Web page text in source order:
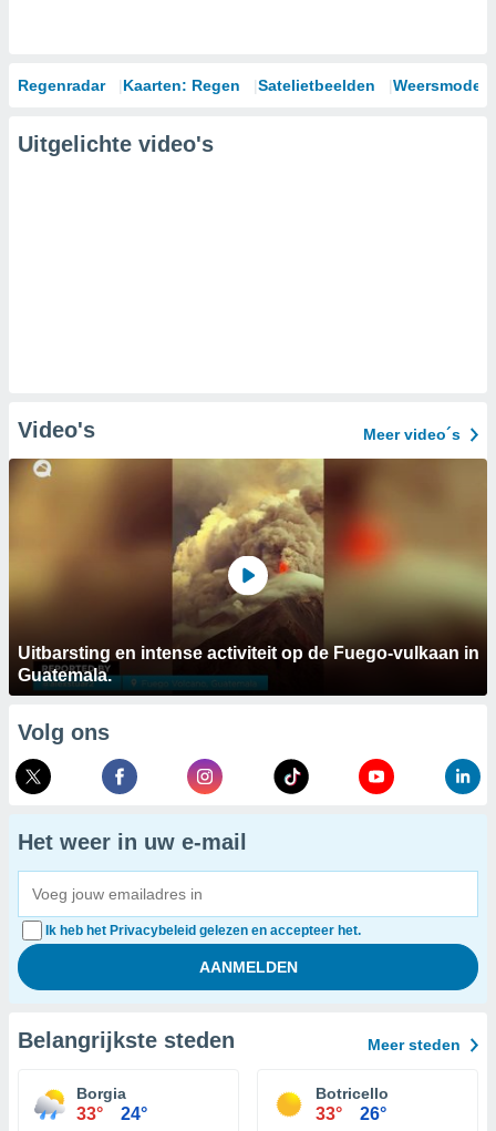
Regenradar Kaarten: Regen Satelietbeelden
Uitgelichte video's
Video's Meer video´s
Uitbarsting en intense activiteit op de Fuego-vulkaan in
Guatemala.
Volg ons
Het weer in uw e-mail
Ik heb het Privacybeleid gelezen en accepteer het.
Belangrijkste steden Meer steden
Borgia
33° 24°
Botricello
33° 26°